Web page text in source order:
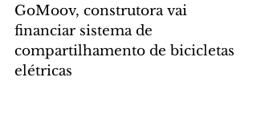
GoMoov, construtora vai
financiar sistema de
compartilhamento de bicicletas
elétricas